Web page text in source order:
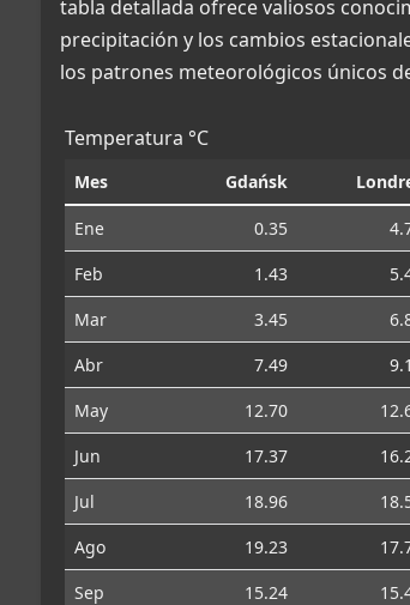
tabla detallada ofrece valiosos
precipitación y los cambios
los patrones meteorológicos únicos
Temperatura °C
Mes Gdańsk
Ene 0.35
Feb
1.43
Mar
3.45
Abr
7.49
May
12.70
Jun
17.37
Jul
18.96
Ago
19.23
Sep
15.24